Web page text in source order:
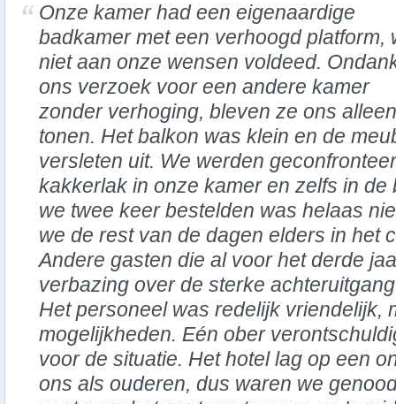
Onze kamer had een eigenaardige
badkamer met een verhoogd platform,
niet aan onze wensen voldeed.
ons verzoek voor een andere kamer
zonder verhoging, bleven ze ons
tonen. Het balkon was klein en de
versleten uit. We werden
kakkerlak in onze kamer en zelfs in de
we twee keer bestelden was helaas
we de rest van de dagen elders in het
Andere gasten die al voor het derde
verbazing over de sterke
Het personeel was redelijk vriendelijk,
mogelijkheden. Eén ober
voor de situatie. Het hotel lag op een
ons als ouderen, dus waren we